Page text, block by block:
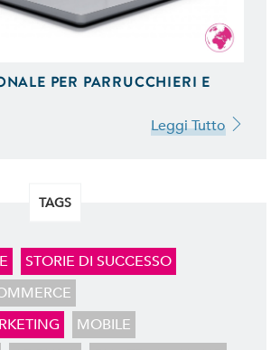
PER PARRUCCHIERI E
Leggi Tutto
TAGS
STORIE DI SUCCESSO
MOBILE